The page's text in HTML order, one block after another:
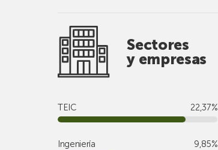
Sectores
y empresas
TEIC 22,37%
Ingeniería 9,85%